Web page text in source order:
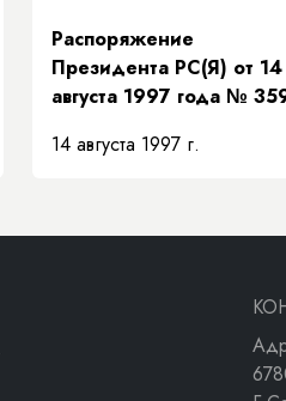
Распоряжение
Президента РС(Я) от 14
августа 1997 года №
«Техкоммунэнерго» в
14 августа 1997 г.